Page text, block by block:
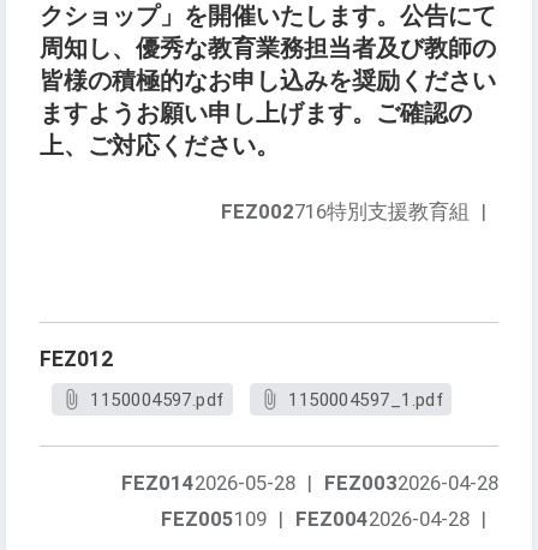
クショップ」を開催いたします。公告にて
周知し、優秀な教育業務担当者及び教師の
皆様の積極的なお申し込みを奨励ください
ますようお願い申し上げます。ご確認の
上、ご対応ください。
FEZ002716特別支援教育組 |
FEZ012
1150004597.pdf 1150004597_1.pdf
FEZ0032026-04-28
FEZ0142026-05-28 |
FEZ0042026-04-28 |
FEZ005109 |